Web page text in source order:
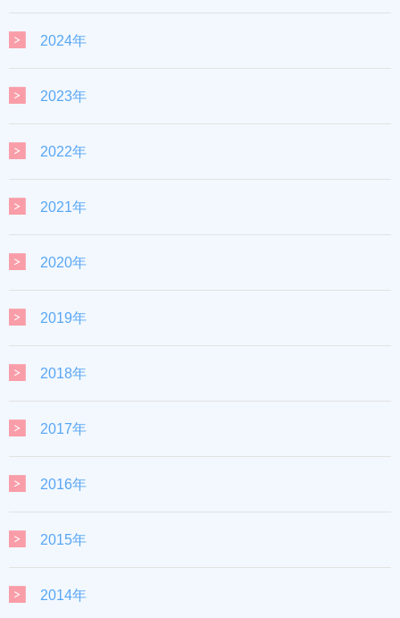
2024年
2023年
2022年
2021年
2020年
2019年
2018年
2017年
2016年
2015年
2014年